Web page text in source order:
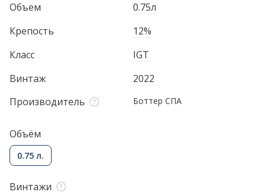
Объем
0.75л
Крепость
12%
Класс
IGT
Винтаж
2022
Производитель
Боттер СПА
Объём
0.75 л.
Винтажи